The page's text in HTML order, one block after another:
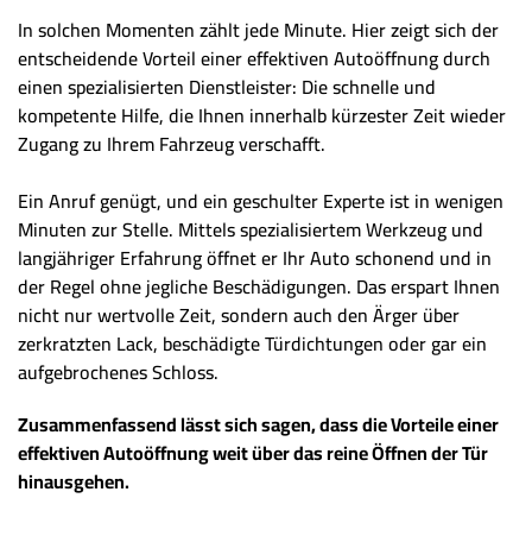
In solchen Momenten zählt jede Minute. Hier zeigt sich der
entscheidende Vorteil einer effektiven Autoöffnung durch
einen spezialisierten Dienstleister: Die schnelle und
kompetente Hilfe, die Ihnen innerhalb kürzester Zeit wieder
Zugang zu Ihrem Fahrzeug verschafft.
Ein Anruf genügt, und ein geschulter Experte ist in wenigen
Minuten zur Stelle. Mittels spezialisiertem Werkzeug und
langjähriger Erfahrung öffnet er Ihr Auto schonend und in
der Regel ohne jegliche Beschädigungen. Das erspart Ihnen
nicht nur wertvolle Zeit, sondern auch den Ärger über
zerkratzten Lack, beschädigte Türdichtungen oder gar ein
aufgebrochenes Schloss.
Zusammenfassend lässt sich sagen, dass die Vorteile einer
effektiven Autoöffnung weit über das reine Öffnen der Tür
hinausgehen.